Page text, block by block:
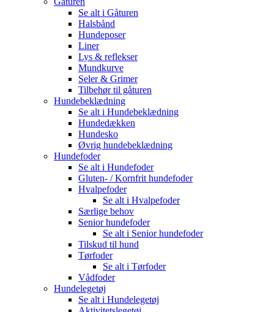
Se alt i Gåturen
Halsbånd
Hundeposer
Liner
Lys & reflekser
Mundkurve
Seler & Grimer
Tilbehør til gåturen
Hundebeklædning
Se alt i Hundebeklædning
Hundedækken
Hundesko
Øvrig hundebeklædning
Hundefoder
Se alt i Hundefoder
Gluten- / Kornfrit hundefoder
Hvalpefoder
Se alt i Hvalpefoder
Særlige behov
Senior hundefoder
Se alt i Senior hundefoder
Tilskud til hund
Tørfoder
Se alt i Tørfoder
Vådfoder
Hundelegetøj
Se alt i Hundelegetøj